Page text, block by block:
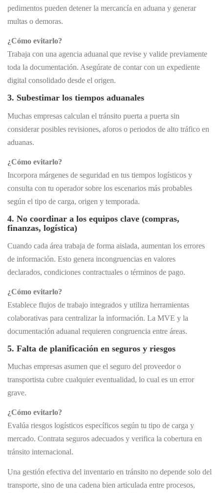
pedimentos pueden detener la mercancía en aduana y generar
multas o demoras.
¿Cómo evitarlo?
Trabaja con una agencia aduanal que revise y valide previamente
toda la documentación. Asegúrate de contar con un expediente
digital consolidado desde el origen.
3. Subestimar los tiempos aduanales
Muchas empresas calculan el tránsito puerta a puerta sin
considerar posibles revisiones, aforos o periodos de alto tráfico en
aduanas.
¿Cómo evitarlo?
Incorpora márgenes de seguridad en tus tiempos logísticos y
consulta con tu operador sobre los escenarios más probables
según el tipo de carga, origen y temporada.
4. No coordinar a los equipos clave (compras,
finanzas, logística)
Cuando cada área trabaja de forma aislada, aumentan los errores
de información. Esto genera incongruencias en valores
declarados, condiciones contractuales o términos de pago.
¿Cómo evitarlo?
Establece flujos de trabajo integrados y utiliza herramientas
colaborativas para centralizar la información. La MVE y la
documentación aduanal requieren congruencia entre áreas.
5. Falta de planificación en seguros y riesgos
Muchas empresas asumen que el seguro del proveedor o
transportista cubre cualquier eventualidad, lo cual es un error
grave.
¿Cómo evitarlo?
Evalúa riesgos logísticos específicos según tu tipo de carga y
mercado. Contrata seguros adecuados y verifica la cobertura en
tránsito internacional.
Una gestión efectiva del inventario en tránsito no depende solo del
transporte, sino de una cadena bien articulada entre procesos,